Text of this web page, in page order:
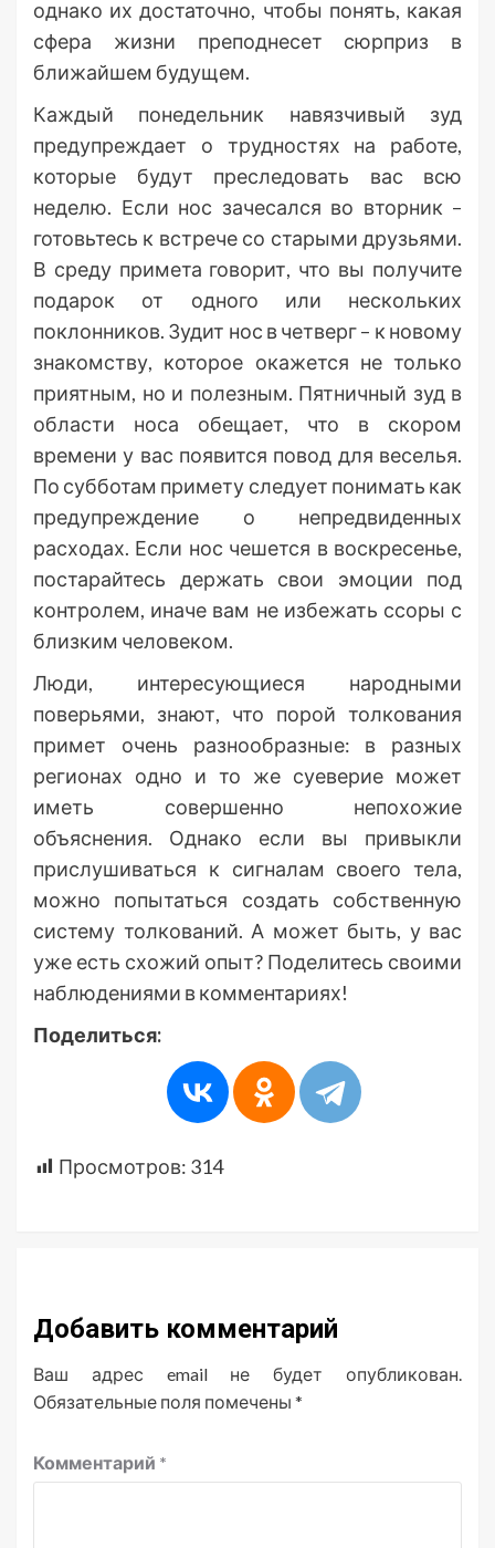
однако их достаточно, чтобы понять, какая
сфера жизни преподнесет сюрприз в
ближайшем будущем.
Каждый понедельник навязчивый зуд
предупреждает о трудностях на работе,
которые будут преследовать вас всю
неделю. Если нос зачесался во вторник –
готовьтесь к встрече со старыми друзьями.
В среду примета говорит, что вы получите
подарок от одного или нескольких
поклонников. Зудит нос в четверг – к новому
знакомству, которое окажется не только
приятным, но и полезным. Пятничный зуд в
области носа обещает, что в скором
времени у вас появится повод для веселья.
По субботам примету следует понимать как
предупреждение о непредвиденных
расходах. Если нос чешется в воскресенье,
постарайтесь держать свои эмоции под
контролем, иначе вам не избежать ссоры с
близким человеком.
Люди, интересующиеся народными
поверьями, знают, что порой толкования
примет очень разнообразные: в разных
регионах одно и то же суеверие может
иметь совершенно непохожие
объяснения. Однако если вы привыкли
прислушиваться к сигналам своего тела,
можно попытаться создать собственную
систему толкований. А может быть, у вас
уже есть схожий опыт? Поделитесь своими
наблюдениями в комментариях!
Поделиться:
Просмотров: 314
Добавить комментарий
Ваш адрес email не будет опубликован.
Обязательные поля помечены *
Комментарий *